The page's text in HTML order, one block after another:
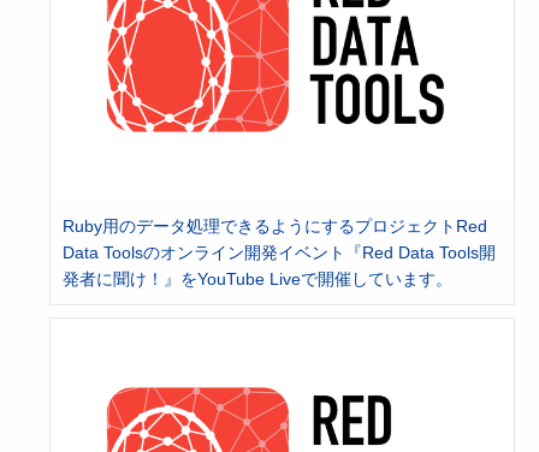
Ruby用のデータ処理できるようにするプロジェクトRed
Data Toolsのオンライン開発イベント『Red Data Tools開
発者に聞け！』をYouTube Liveで開催しています。